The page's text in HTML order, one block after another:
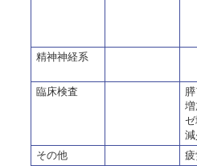
精神神経系
臨床検査
その他